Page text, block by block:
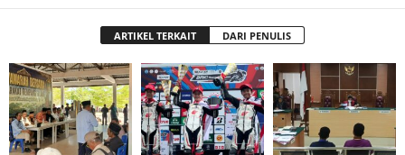
ARTIKEL TERKAIT DARI PENULIS